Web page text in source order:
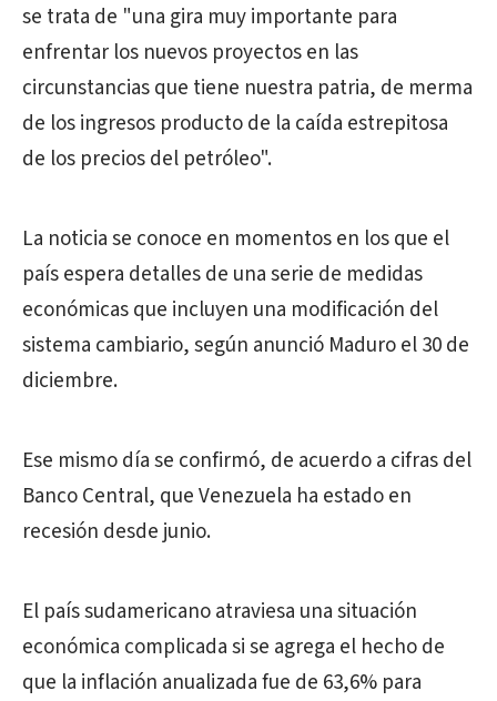
se trata de "una gira muy importante para
enfrentar los nuevos proyectos en las
circunstancias que tiene nuestra patria, de merma
de los ingresos producto de la caída estrepitosa
de los precios del petróleo".
La noticia se conoce en momentos en los que el
país espera detalles de una serie de medidas
económicas que incluyen una modificación del
sistema cambiario, según anunció Maduro el 30 de
diciembre.
Ese mismo día se confirmó, de acuerdo a cifras del
Banco Central, que Venezuela ha estado en
recesión desde junio.
El país sudamericano atraviesa una situación
económica complicada si se agrega el hecho de
que la inflación anualizada fue de 63,6% para